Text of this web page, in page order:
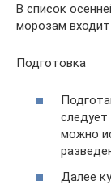
В список
морозам
Подготовка
можно
Далее